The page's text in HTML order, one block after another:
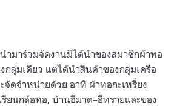
มาร่วมจัดงานมิได้นำของสมาชิกผ้าทอ
กลุ่มเดียว แต่ได้นำสินค้าของกลุ่มเครือ
จัดจำหน่ายด้วย อาทิ ผ้าทอกะเหรี่ยง
รียนกล้อทอ, บ้านอีมาด–อีทรายและของ